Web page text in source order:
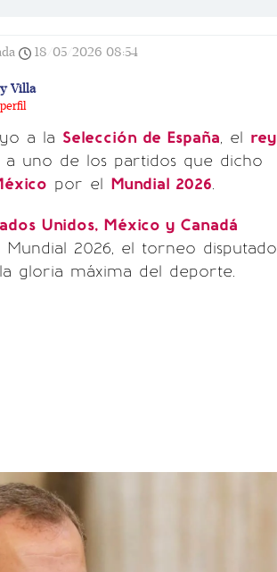
18/05/2026 08:54
Villa
a la Selección de España, el rey
a uno de los partidos que dicho
por el Mundial 2026.
Unidos, México y Canadá
2026, el torneo disputado
gloria máxima del deporte.